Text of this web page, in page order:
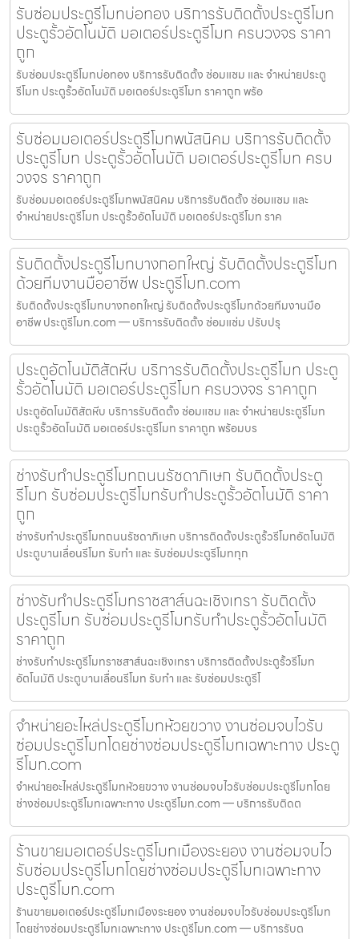
รับซ่อมประตูรีโมทบ่อทอง บริการรับติดตั้งประตูรีโมท
ประตูรั้วอัตโนมัติ มอเตอร์ประตูรีโมท ครบวงจร ราคา
ถูก
รับซ่อมประตูรีโมทบ่อทอง บริการรับติดตั้ง ซ่อมแซม และ จำหน่ายประตู
รีโมท ประตูรั้วอัตโนมัติ มอเตอร์ประตูรีโมท ราคาถูก พร้อ
รับซ่อมมอเตอร์ประตูรีโมทพนัสนิคม บริการรับติดตั้ง
ประตูรีโมท ประตูรั้วอัตโนมัติ มอเตอร์ประตูรีโมท ครบ
วงจร ราคาถูก
รับซ่อมมอเตอร์ประตูรีโมทพนัสนิคม บริการรับติดตั้ง ซ่อมแซม และ
จำหน่ายประตูรีโมท ประตูรั้วอัตโนมัติ มอเตอร์ประตูรีโมท ราค
รับติดตั้งประตูรีโมทบางกอกใหญ่ รับติดตั้งประตูรีโมท
ด้วยทีมงานมืออาชีพ ประตูรีโมท.com
รับติดตั้งประตูรีโมทบางกอกใหญ่ รับติดตั้งประตูรีโมทด้วยทีมงานมือ
อาชีพ ประตูรีโมท.com — บริการรับติดตั้ง ซ่อมแซ่ม ปรับปรุ
ประตูอัตโนมัติสัตหีบ บริการรับติดตั้งประตูรีโมท ประตู
รั้วอัตโนมัติ มอเตอร์ประตูรีโมท ครบวงจร ราคาถูก
ประตูอัตโนมัติสัตหีบ บริการรับติดตั้ง ซ่อมแซม และ จำหน่ายประตูรีโมท
ประตูรั้วอัตโนมัติ มอเตอร์ประตูรีโมท ราคาถูก พร้อมบร
ช่างรับทำประตูรีโมทถนนรัชดาภิเษก รับติดตั้งประตู
รีโมท รับซ่อมประตูรีโมทรับทำประตูรั้วอัตโนมัติ ราคา
ถูก
ช่างรับทำประตูรีโมทถนนรัชดาภิเษก บริการติดตั้งประตูรั้วรีโมทอัตโนมัติ
ประตูบานเลื่อนรีโมท รับทำ และ รับซ่อมประตูรีโมททุก
ช่างรับทำประตูรีโมทราชสาส์นฉะเชิงเทรา รับติดตั้ง
ประตูรีโมท รับซ่อมประตูรีโมทรับทำประตูรั้วอัตโนมัติ
ราคาถูก
ช่างรับทำประตูรีโมทราชสาส์นฉะเชิงเทรา บริการติดตั้งประตูรั้วรีโมท
อัตโนมัติ ประตูบานเลื่อนรีโมท รับทำ และ รับซ่อมประตูรีโ
จำหน่ายอะไหล่ประตูรีโมทห้วยขวาง งานซ่อมจบไวรับ
ซ่อมประตูรีโมทโดยช่างซ่อมประตูรีโมทเฉพาะทาง ประตู
รีโมท.com
จำหน่ายอะไหล่ประตูรีโมทห้วยขวาง งานซ่อมจบไวรับซ่อมประตูรีโมทโดย
ช่างซ่อมประตูรีโมทเฉพาะทาง ประตูรีโมท.com — บริการรับติดต
ร้านขายมอเตอร์ประตูรีโมทเมืองระยอง งานซ่อมจบไว
รับซ่อมประตูรีโมทโดยช่างซ่อมประตูรีโมทเฉพาะทาง
ประตูรีโมท.com
ร้านขายมอเตอร์ประตูรีโมทเมืองระยอง งานซ่อมจบไวรับซ่อมประตูรีโมท
โดยช่างซ่อมประตูรีโมทเฉพาะทาง ประตูรีโมท.com — บริการรับต